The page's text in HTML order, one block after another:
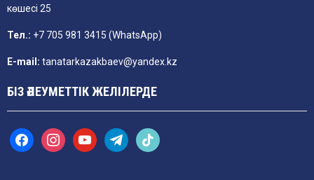
көшесі 25
Тел.: +7 705 981 3415 (WhatsApp)
E-mail: tanatarkazakbaev@yandex.kz
БІЗ ӘЛЕУМЕТТІК ЖЕЛІЛЕРДЕ
f
a
i
n
y
o
t
e
t
i